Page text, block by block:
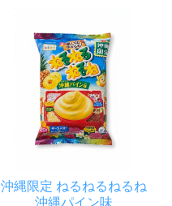
沖縄限定 ねるねるねるね
沖縄パイン味